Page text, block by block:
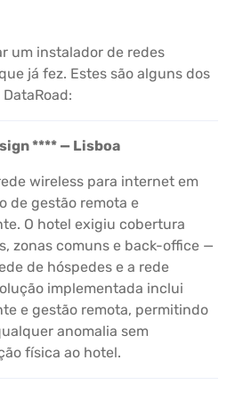
um instalador de redes
já fez. Estes são alguns dos
**** — Lisboa
wireless para internet em
de gestão remota e
O hotel exigiu cobertura
zonas comuns e back-office —
de hóspedes e a rede
implementada inclui
e gestão remota, permitindo
anomalia sem
física ao hotel.